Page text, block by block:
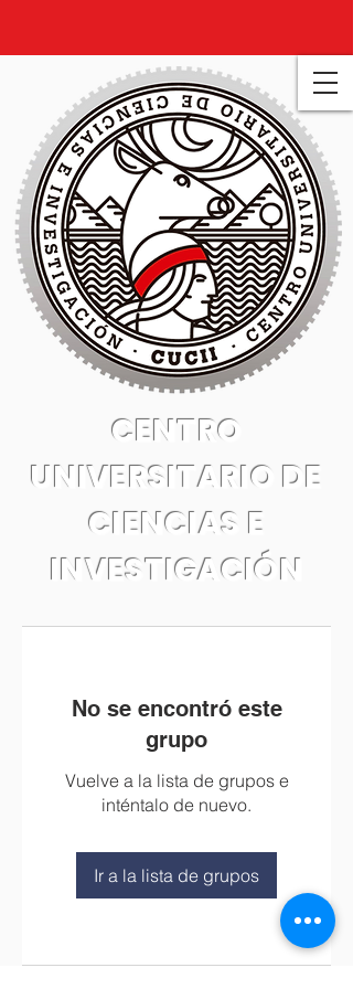
CENTRO
UNIVERSITARIO DE
CIENCIAS E
INVESTIGACIÓN
No se encontró este
grupo
Vuelve a la lista de grupos e
inténtalo de nuevo.
Ir a la lista de grupos